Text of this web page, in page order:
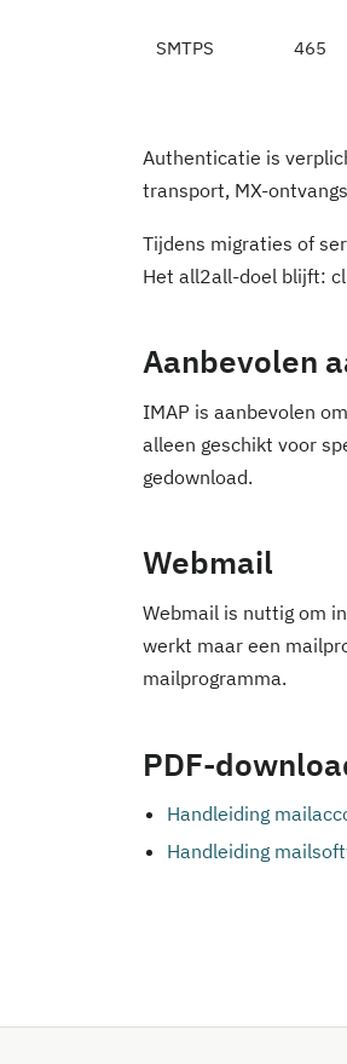
SMTPS 465
Authenticatie is
transport, MX-
Tijdens migraties of
Het all2all-doel blijft:
Aanbevolen
IMAP is aanbevolen
alleen geschikt voor
gedownload.
Webmail
Webmail is nuttig om
werkt maar een
mailprogramma.
PDF-
Handleiding
Handleiding